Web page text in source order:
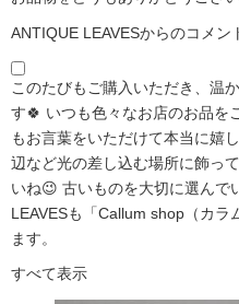
ANTIQUE LEAVESからのコメン
このたびもご購入いただき、温
す🍀 いつも色々なお店のお品を
もお言葉をいただけて本当に嬉
辺など光の差し込む場所に飾っ
いね😉 古いものを大切に選んで
LEAVESも「Callum shop（カラ
ます。
すべて表示